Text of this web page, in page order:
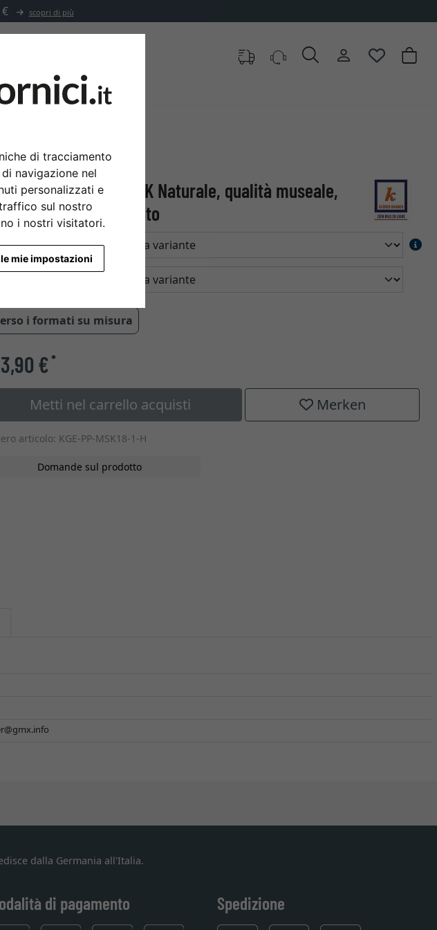
di tracciamento
navigazione nel
personalizzati e
sul nostro
i nostri visitatori.
mie impostazioni
scopri di più
1,8 mm MSK Naturale, qualità museale,
ritaglio personalizzato
i formati su misura
€*
Metti nel carrello acquisti Merken
articolo: KGE-PP-MSK18-1-H
Domande sul prodotto
dalla Germania all'Italia.
di pagamento Spedizione